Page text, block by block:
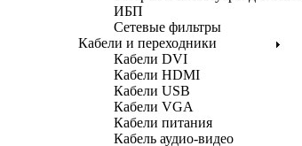
ИБП
Сетевые фильтры
Кабели и переходники
Кабели DVI
Кабели HDMI
Кабели USB
Кабели VGA
Кабели питания
Кабель аудио-видео